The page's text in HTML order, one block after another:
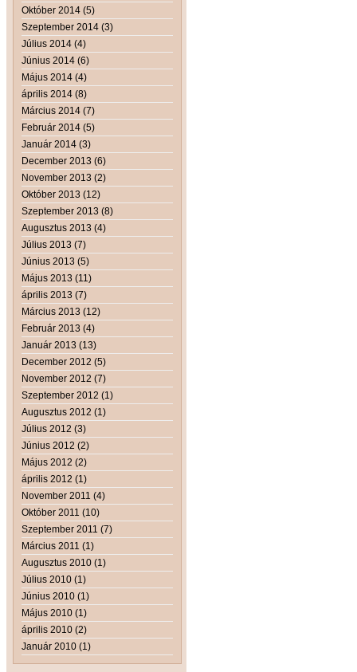
Október 2014 (5)
Szeptember 2014 (3)
Július 2014 (4)
Június 2014 (6)
Május 2014 (4)
április 2014 (8)
Március 2014 (7)
Február 2014 (5)
Január 2014 (3)
December 2013 (6)
November 2013 (2)
Október 2013 (12)
Szeptember 2013 (8)
Augusztus 2013 (4)
Július 2013 (7)
Június 2013 (5)
Május 2013 (11)
április 2013 (7)
Március 2013 (12)
Február 2013 (4)
Január 2013 (13)
December 2012 (5)
November 2012 (7)
Szeptember 2012 (1)
Augusztus 2012 (1)
Július 2012 (3)
Június 2012 (2)
Május 2012 (2)
április 2012 (1)
November 2011 (4)
Október 2011 (10)
Szeptember 2011 (7)
Március 2011 (1)
Augusztus 2010 (1)
Július 2010 (1)
Június 2010 (1)
Május 2010 (1)
április 2010 (2)
Január 2010 (1)